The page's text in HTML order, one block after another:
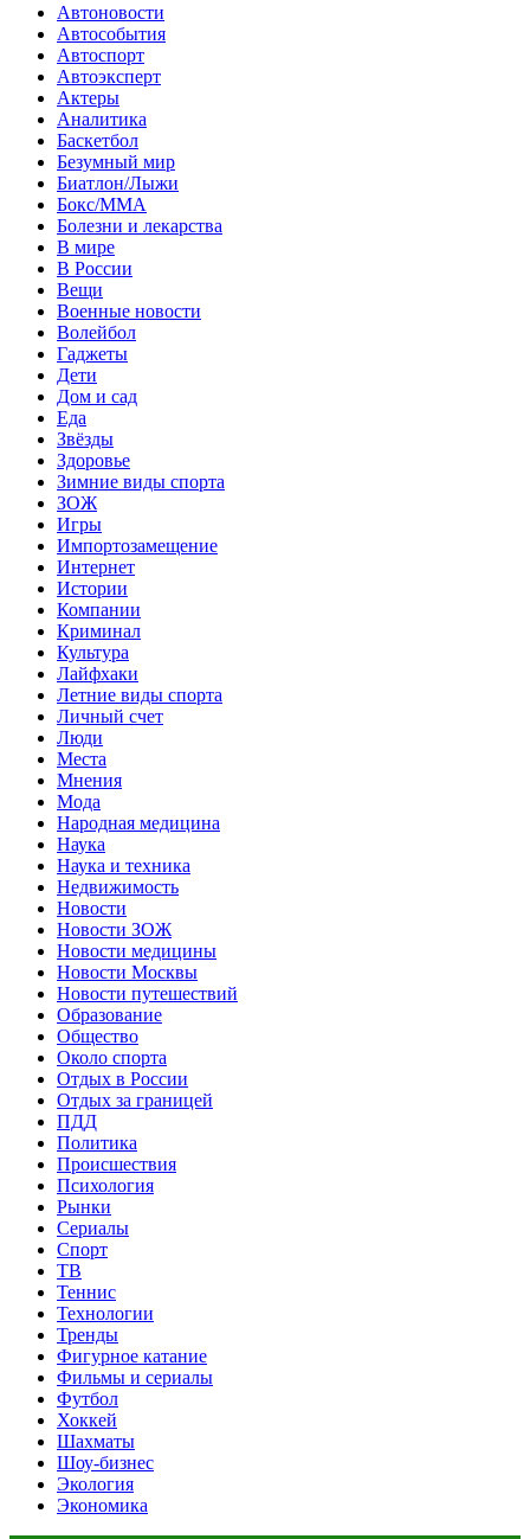
Автоновости
Автособытия
Автоспорт
Автоэксперт
Актеры
Аналитика
Баскетбол
Безумный мир
Биатлон/Лыжи
Бокс/MMA
Болезни и лекарства
В мире
В России
Вещи
Военные новости
Волейбол
Гаджеты
Дети
Дом и сад
Еда
Звёзды
Здоровье
Зимние виды спорта
ЗОЖ
Игры
Импортозамещение
Интернет
Истории
Компании
Криминал
Культура
Лайфхаки
Летние виды спорта
Личный счет
Люди
Места
Мнения
Мода
Народная медицина
Наука
Наука и техника
Недвижимость
Новости
Новости ЗОЖ
Новости медицины
Новости Москвы
Новости путешествий
Образование
Общество
Около спорта
Отдых в России
Отдых за границей
ПДД
Политика
Происшествия
Психология
Рынки
Сериалы
Спорт
ТВ
Теннис
Технологии
Тренды
Фигурное катание
Фильмы и сериалы
Футбол
Хоккей
Шахматы
Шоу-бизнес
Экология
Экономика